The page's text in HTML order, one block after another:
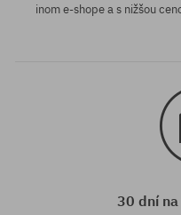
inom e-shope a s nižšou
30 dní